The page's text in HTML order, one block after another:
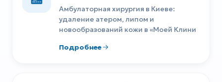
Амбулаторная хирургия в Киеве:
удаление атером, липом и
новообразований кожи в «Моей Клини
Подробнее